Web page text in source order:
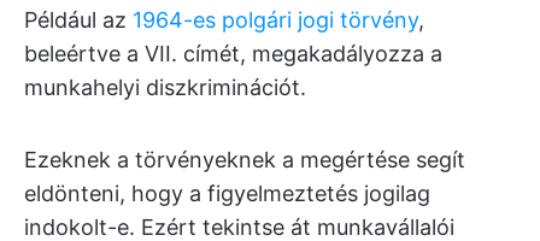
Például az 1964-es polgári jogi törvény,
beleértve a VII. címét, megakadályozza a
munkahelyi diszkriminációt.
Ezeknek a törvényeknek a megértése segít
eldönteni, hogy a figyelmeztetés jogilag
indokolt-e. Ezért tekintse át munkavállalói